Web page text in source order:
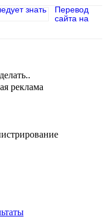
Перевод
сайта на
реклама